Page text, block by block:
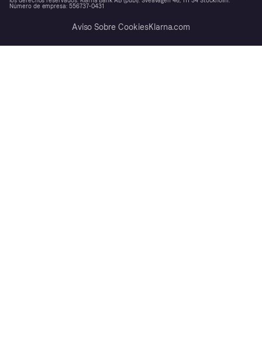
Número de empresa: 556737-0431
Aviso Sobre CookiesKlarna.com